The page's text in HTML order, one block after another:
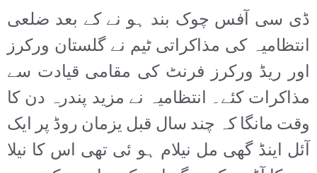
ڈی سی آفس چوک بند ہو نے کے بعد ضلعی
انتظامیہ کی مذاکراتی ٹیم نے گلستان ورکرز
اور ریڈ ورکرز فرنٹ کی مقامی قیادت سے
مذاکرات کئے۔ انتظامیہ نے مزید پندرہ دن کا
وقت مانگا کہ چند سال قبل یزمان روڈ پر ایک
آئل اینڈ گھی مل نیلام ہو ئی تھی اس کا نیلا